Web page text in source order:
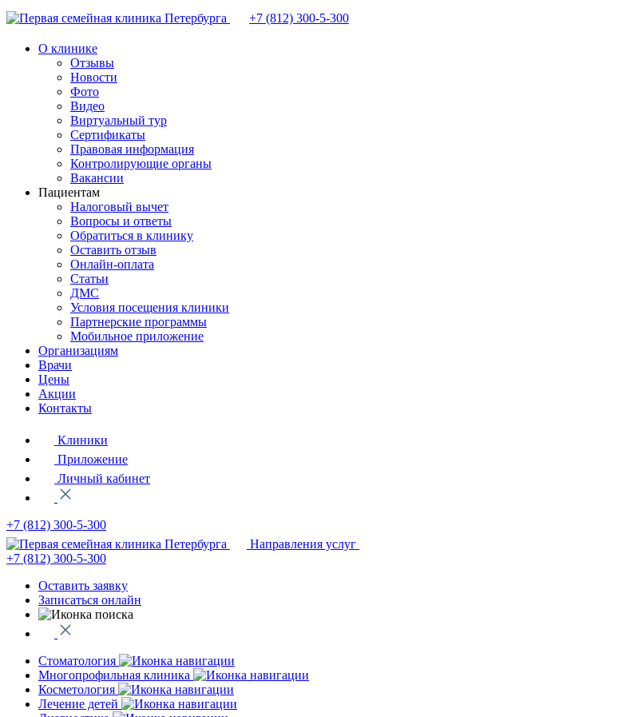
+7 (812) 300-5-300
О клинике
Отзывы
Новости
Фото
Видео
Виртуальный тур
Сертификаты
Правовая информация
Контролирующие органы
Вакансии
Пациентам
Налоговый вычет
Вопросы и ответы
Обратиться в клинику
Оставить отзыв
Онлайн-оплата
Статьи
ДМС
Условия посещения клиники
Партнерские программы
Мобильное приложение
Организациям
Врачи
Цены
Акции
Контакты
Клиники
Приложение
Личный кабинет
+7 (812) 300-5-300
Направления услуг
+7 (812) 300-5-300
Оставить заявку
Записаться онлайн
Стоматология
Многопрофильная клиника
Косметология
Лечение детей